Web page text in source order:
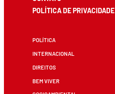
POLÍTICA DE PRIVACIDADE
POLÍTICA
INTERNACIONAL
DIREITOS
BEM VIVER